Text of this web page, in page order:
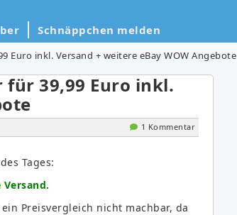
Schnäppchen melden
Euro inkl. Versand + weitere eBay WOW Angebote
für 39,99 Euro inkl.
1 Kommentar
Tages:
Preisvergleich nicht machbar, da